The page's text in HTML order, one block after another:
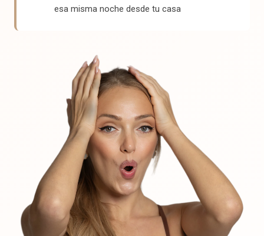
esa misma noche desde tu casa